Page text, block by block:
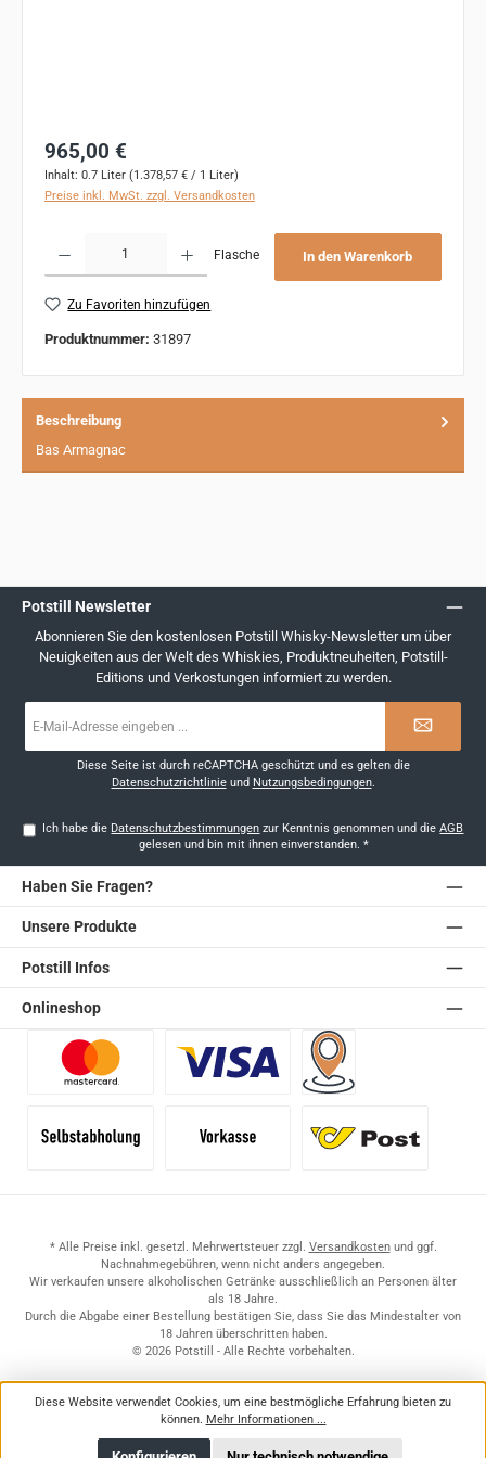
Regulärer Preis:
965,00 €
Inhalt: 0.7 Liter (1.378,57 € / 1 Liter)
Preise inkl. MwSt. zzgl. Versandkosten
Flasche In den Warenkorb
Zu Favoriten hinzufügen
Produktnummer: 31897
Beschreibung
Bas Armagnac
Potstill Newsletter
Abonnieren Sie den kostenlosen Potstill Whisky-Newsletter um über
Neuigkeiten aus der Welt des Whiskies, Produktneuheiten, Potstill-
Editions und Verkostungen informiert zu werden.
Mail-
Diese Seite ist durch reCAPTCHA geschützt und es gelten die
Datenschutzrichtlinieund Nutzungsbedingungen.
Ich habe die Datenschutzbestimmungen zur Kenntnis genommen und dieAGB
gelesen und bin mit ihnen einverstanden. *
Haben Sie Fragen?
Unsere Produkte
Potstill Infos
Onlineshop
* Alle Preise inkl. gesetzl. Mehrwertsteuer zzgl. Versandkostenund ggf.
Nachnahmegebühren, wenn nicht anders angegeben.
Wir verkaufen unsere alkoholischen Getränke ausschließlich an Personen älter
als 18 Jahre.
Durch die Abgabe einer Bestellung bestätigen Sie, dass Sie das Mindestalter von
18 Jahren überschritten haben.
© 2026 Potstill - Alle Rechte vorbehalten.
Diese Website verwendet Cookies, um eine bestmögliche Erfahrung bieten zu
können. Mehr Informationen ...